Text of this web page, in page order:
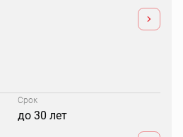
Срок
до 30 лет